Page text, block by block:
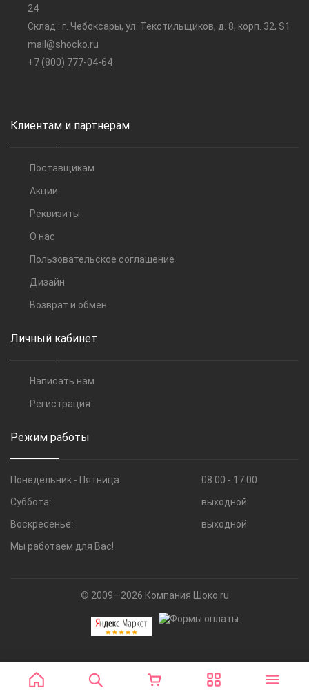
24
Склад : г. Чебоксары, ул. Текстильщиков, д. 8, корп. 32, S1
mail@shocko.ru
+7 (800) 777-04-64
Клиентам и партнерам
Поставщикам
Акции
Реквизиты
О нас
Пользовательское соглашение
Дизайн
Возврат и обмен
Личный кабинет
Написать нам
Регистрация
Режим работы
Понедельник - Пятница:
08:00 - 17:00
Суббота:
выходной
Воскресенье:
выходной
Мы работаем для Вас!
© 2009—2026 Компания Шоко.ru